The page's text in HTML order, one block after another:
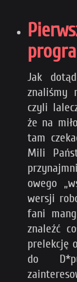
Jak
znaliśmy
czyli
że na
tam
Mili
owego
wersji
fani
znaleźć
prelekcję
do